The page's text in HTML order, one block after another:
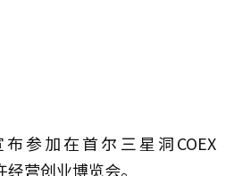
布参加在首尔三星洞COEX
营创业博览会。